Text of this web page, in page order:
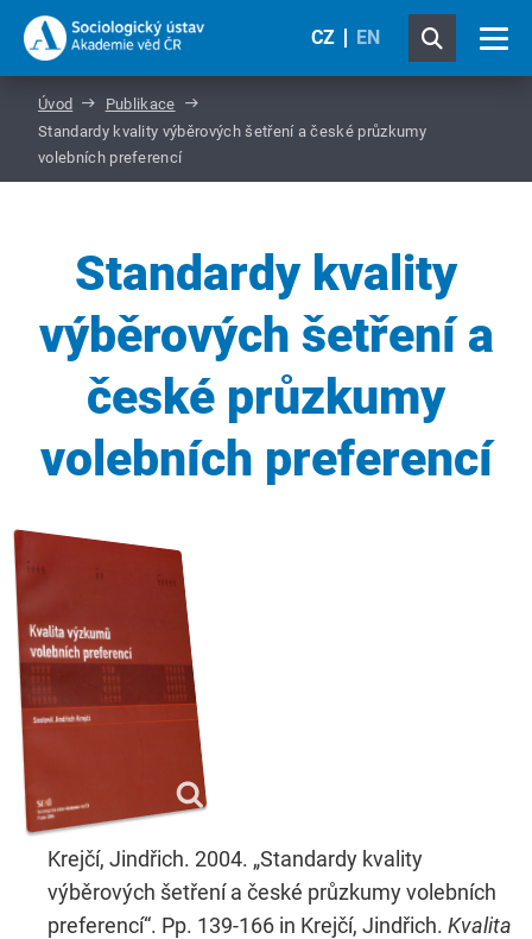
CZ EN
Úvod
Publikace
Standardy kvality výběrových šetření a české průzkumy
volebních preferencí
Standardy kvality
výběrových šetření a
české průzkumy
volebních preferencí
Krejčí, Jindřich. 2004. „Standardy kvality
výběrových šetření a české průzkumy volebních
preferencí“. Pp. 139-166 in Krejčí, Jindřich. Kvalita